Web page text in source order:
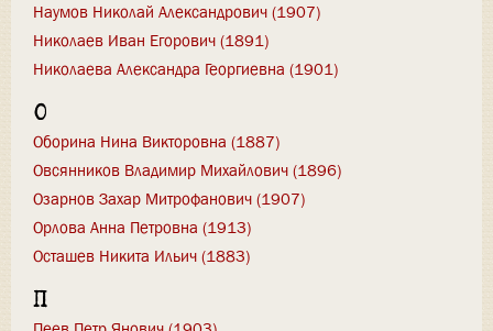
Наумов Николай Александрович (1907)
Николаев Иван Егорович (1891)
Николаева Александра Георгиевна (1901)
О
Оборина Нина Викторовна (1887)
Овсянников Владимир Михайлович (1896)
Озарнов Захар Митрофанович (1907)
Орлова Анна Петровна (1913)
Осташев Никита Ильич (1883)
П